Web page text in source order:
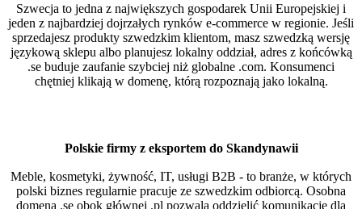
Szwecja to jedna z największych gospodarek Unii Europejskiej i
jeden z najbardziej dojrzałych rynków e-commerce w regionie. Jeśli
sprzedajesz produkty szwedzkim klientom, masz szwedzką wersję
językową sklepu albo planujesz lokalny oddział, adres z końcówką
.se buduje zaufanie szybciej niż globalne .com. Konsumenci
chętniej klikają w domenę, którą rozpoznają jako lokalną.
Polskie firmy z eksportem do Skandynawii
Meble, kosmetyki, żywność, IT, usługi B2B - to branże, w których
polski biznes regularnie pracuje ze szwedzkim odbiorcą. Osobna
domena .se obok głównej .pl pozwala oddzielić komunikację dla